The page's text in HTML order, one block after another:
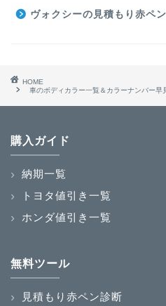
ヴォクシーの見積もり赤ペ
HOME
車のボディカラー一覧＆カラーナンバー早
購入ガイド
納期一覧
トヨタ値引き一覧
ホンダ値引き一覧
無料ツール
見積もり赤ペン診断